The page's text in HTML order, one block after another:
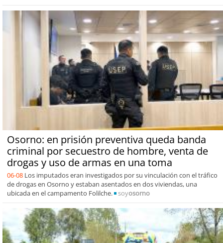
Osorno: en prisión preventiva queda banda
criminal por secuestro de hombre, venta de
drogas y uso de armas en una toma
06-08 Los imputados eran investigados por su vinculación con el tráfico
de drogas en Osorno y estaban asentados en dos viviendas, una
ubicada en el campamento Folilche.
soyosorno